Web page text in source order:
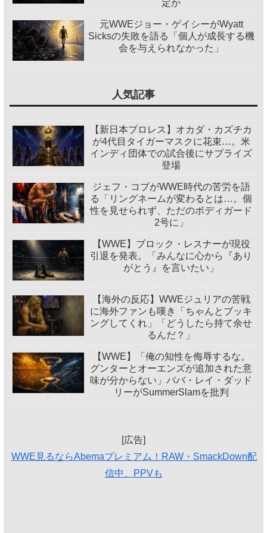
定か
元WWEジョー・ゲイシーがWyatt
Sicksの失敗を語る「個人が成長する機
会を与えられなかった」
人気記事
【新日本プロレス】オカダ・カズチカ
が4代目タイガーマスクに花束…。米
インディ団体での試合後にサプライズ
登場
ジェフ・コブがWWE時代の苦労を語
る「リングネームが変わるとは…。個
性を見せられず、ただのボディガード
2号に」
【WWE】ブロック・レスナーが現役
引退を発表。「みんなに心から『あり
がとう』を言いたい」
【海外の反応】WWEジュリアの苦戦
に海外ファンも嘆き「ちゃんとブッキ
ングしてくれ」「どうしたら持て余せ
るんだ？」
【WWE】「俺の知性を侮辱するな。
グンターとオーエンズが追加された意
味が分からない」ババ・レイ・ダッド
リーがSummerSlamを批判
[広告]
WWE見るならAbemaプレミアム！RAW・SmackDown配
信中、PPVも